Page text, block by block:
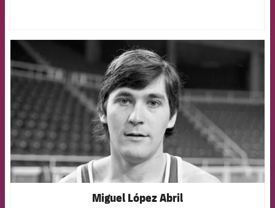
FCB Barcelona badge
Miguel López Abril